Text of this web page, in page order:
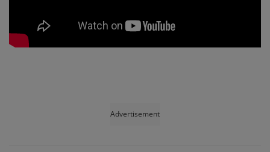
Advertisement